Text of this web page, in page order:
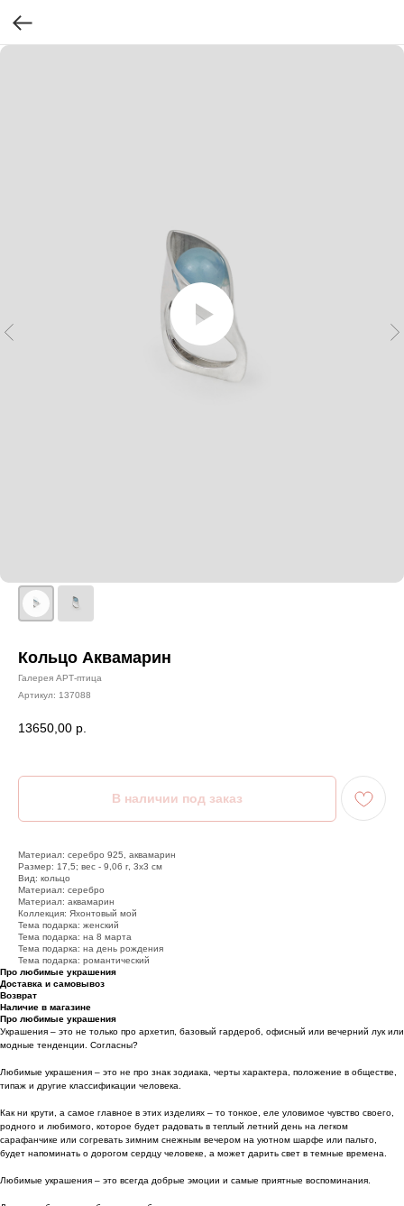
Кольцо Аквамарин
Галерея АРТ-птица
Артикул: 137088
13650,00 р.
Материал: серебро 925, аквамарин
Размер: 17,5; вес - 9,06 г, 3х3 см
Вид: кольцо
Материал: серебро
Материал: аквамарин
Коллекция: Яхонтовый мой
Тема подарка: женский
Тема подарка: на 8 марта
Тема подарка: на день рождения
Тема подарка: романтический
Про любимые украшения
Доставка и самовывоз
Возврат
Наличие в магазине
Про любимые украшения
Украшения – это не только про архетип, базовый гардероб, офисный или вечерний лук или
модные тенденции. Согласны?
Любимые украшения – это не про знак зодиака, черты характера, положение в обществе,
типаж и другие классификации человека.
Как ни крути, а самое главное в этих изделиях – то тонкое, еле уловимое чувство своего,
родного и любимого, которое будет радовать в теплый летний день на легком
сарафанчике или согревать зимним снежным вечером на уютном шарфе или пальто,
будет напоминать о дорогом сердцу человеке, а может дарить свет в темные времена.
Любимые украшения – это всегда добрые эмоции и самые приятные воспоминания.